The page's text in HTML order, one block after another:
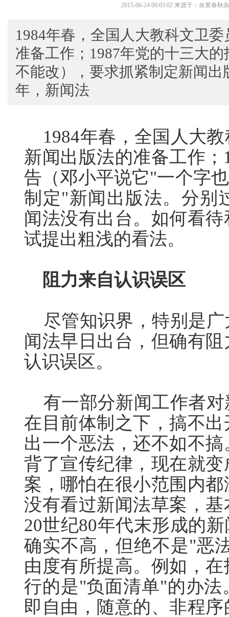
2015-06-24 00:03:02 来源于：炎黄春秋
1984年春，全国人大教科文卫
准备工作；1987年党的十三大
不能改），要求抓紧制定新闻出
年，新闻法
1984年春，全国人大
新闻出版法的准备工作
告（邓小平说它"一个字
制定"新闻出版法。分别
闻法没有出台。如何看
试提出粗浅的看法。
阻力来自认识误区
尽管知识界，特别是广
闻法早日出台，但确有
认识误区。
有一部分新闻工作者对
在目前体制之下，搞不
出一个恶法，还不如不
背了宣传纪律，现在就
案，哪怕在很小范围内
没有看过新闻法草案，
20世纪80年代末形成的
确实不高，但绝不是"恶
由度有所提高。例如，
行的是"负面清单"的办
即自由，随意的、非程